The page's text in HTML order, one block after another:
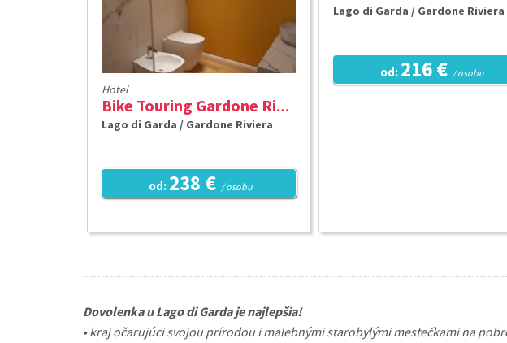
Hotel
Bike Touring Gardone Riviera & Wellness ***
Lago di Garda / Gardone Riviera
od: 238 € / osobu
Lago di Garda / Gardone Riviera
od: 216 € / osobu
Dovolenka u Lago di Garda je najlepšia!
• kraj očarujúci svojou prírodou i malebnými starobylými mestečkami na